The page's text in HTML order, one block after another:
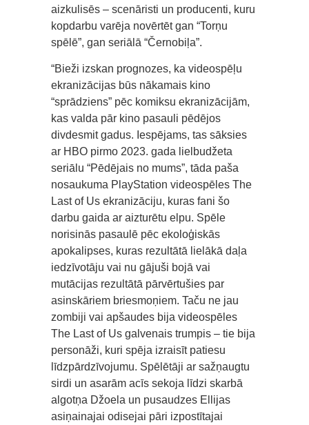
aizkulisēs – scenāristi un producenti, kuru
kopdarbu varēja novērtēt gan “Torņu
spēlē”, gan seriālā “Černobiļa”.
“Bieži izskan prognozes, ka videospēļu
ekranizācijas būs nākamais kino
“sprādziens” pēc komiksu ekranizācijām,
kas valda pār kino pasauli pēdējos
divdesmit gadus. Iespējams, tas sāksies
ar HBO pirmo 2023. gada lielbudžeta
seriālu “Pēdējais no mums”, tāda paša
nosaukuma PlayStation videospēles The
Last of Us ekranizāciju, kuras fani šo
darbu gaida ar aizturētu elpu. Spēle
norisinās pasaulē pēc ekoloģiskās
apokalipses, kuras rezultātā lielākā daļa
iedzīvotāju vai nu gājuši bojā vai
mutācijas rezultātā pārvērtušies par
asinskāriem briesmoņiem. Taču ne jau
zombiji vai apšaudes bija videospēles
The Last of Us galvenais trumpis – tie bija
personāži, kuri spēja izraisīt patiesu
līdzpārdzīvojumu. Spēlētāji ar sažņaugtu
sirdi un asarām acīs sekoja līdzi skarbā
algotņa Džoela un pusaudzes Ellijas
asiņainajai odisejai pāri izpostītajai